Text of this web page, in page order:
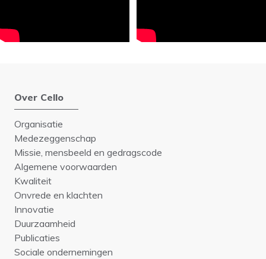
Over Cello
Organisatie
Medezeggenschap
Missie, mensbeeld en gedragscode
Algemene voorwaarden
Kwaliteit
Onvrede en klachten
Innovatie
Duurzaamheid
Publicaties
Sociale ondernemingen